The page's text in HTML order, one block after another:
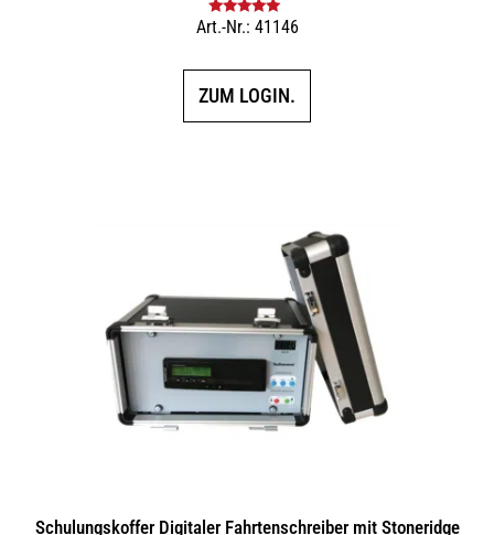
Bewertet mit
Art.-Nr.: 41146
ZUM LOGIN.
Schulungskoffer Digitaler Fahrtenschreiber mit Stoneridge